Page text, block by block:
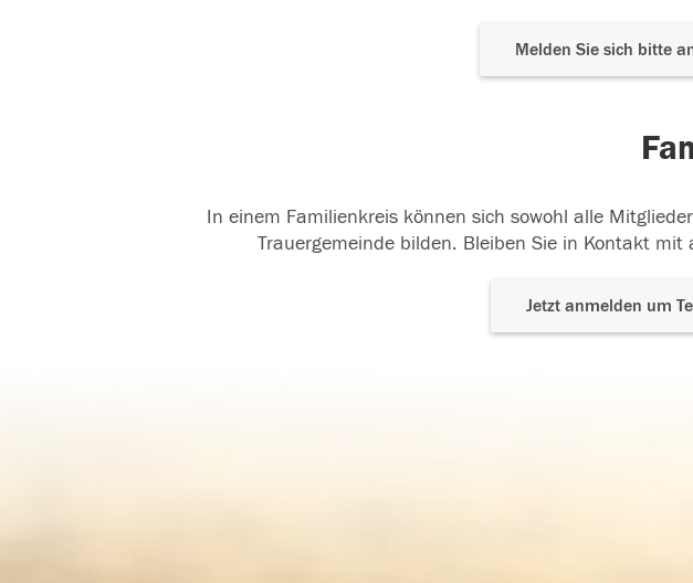
Melden Sie sich bitte
In einem Familienkreis können sich sowohl alle
Trauergemeinde bilden. Bleiben Sie in Kontakt
Jetzt anmelden um